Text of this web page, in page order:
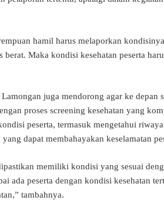
hamil harus melaporkan
Maka kondisi kesehatan peserta
juga mendorong agar ke depan
proses screening kesehatan yang
peserta, termasuk mengetahui
dapat membahayakan keselamatan
memiliki kondisi yang sesuai
ada peserta dengan kondisi kesehatan
tambahnya.